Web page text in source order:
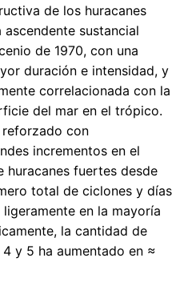
de los huracanes
sustancial
de 1970, con una
duración e intensidad, y
correlacionada con la
del mar en el trópico.
reforzado con
incrementos en el
huracanes fuertes desde
total de ciclones y días
en la mayoría
la cantidad de
y 5 ha aumentado en ≈